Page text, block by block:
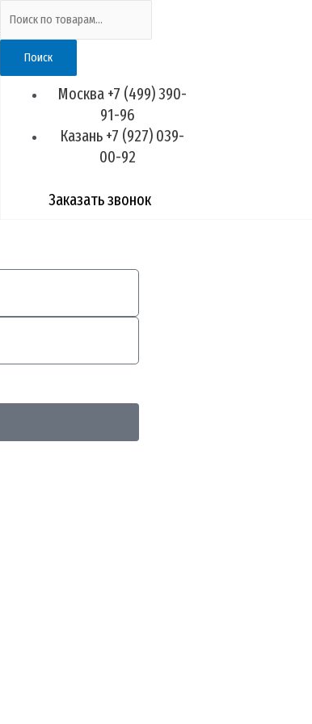
Поиск
Москва +7 (499) 390-
91-96
Казань +7 (927) 039-
00-92
Заказать звонок